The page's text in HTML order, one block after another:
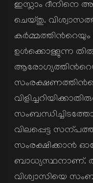
ഇസ്ലാം ദീനിനെ
ചെയ്തു.
കര്‍മ്മത്തിന്‍റെയും
ഉള്‍ക്കൊള്ളുന്ന
വിലപ്പെട്ട
സംരക്ഷിക്കാന്‍
ബാധ്യസ്ഥനാണ്.
വിശ്വാസിയെ